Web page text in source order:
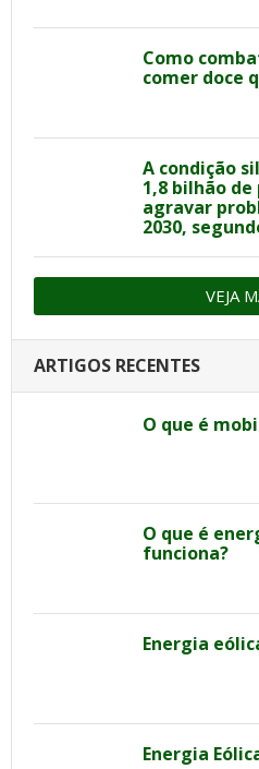
Como
comer doce
A condição
1,8 bilhão de
agravar
2030,
VEJA
ARTIGOS RECENTES
O que é
O que é
funciona?
Energia
Energia